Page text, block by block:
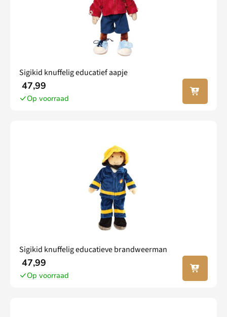
Sigikid knuffelig educatief aapje
47,99
Op voorraad
In jouw
winkel
Sigikid knuffelig educatieve brandweerman
47,99
Op voorraad
In jouw
winkel